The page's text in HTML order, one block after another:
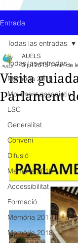
Entrada
Todas las entradas
Memòria 2015
Moviment associatiu
LSC
Generalitat
Conveni
Difusió
Memòria 2016
Accessibilitat
Formació
Memòria 2017
Memòria 2018
Todas las entradas
Visita
Parlament
AUELS
3 jul 2015 1 min de